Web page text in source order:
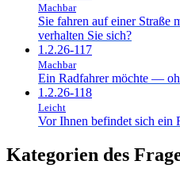
Machbar
Sie fahren auf einer Straße
verhalten Sie sich?
1.2.26-117
Machbar
Ein Radfahrer möchte —
1.2.26-118
Leicht
Vor Ihnen befindet sich ein
Kategorien des